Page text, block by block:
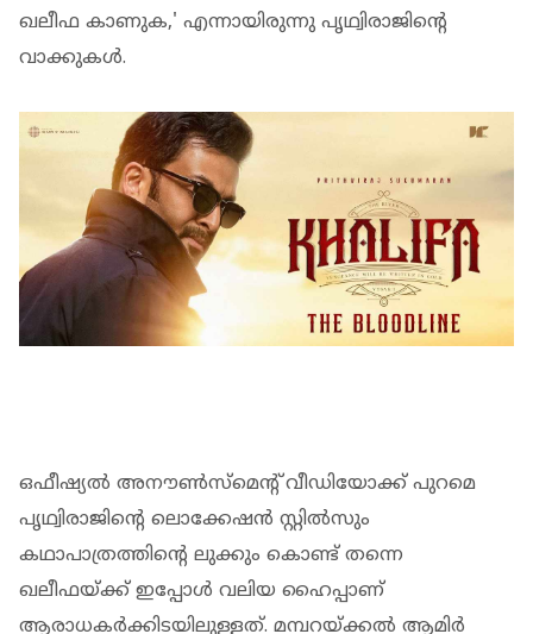
ഖലീഫ കാണുക,' എന്നായിരുന്നു പൃഥ്വിരാജിന്റെ
വാക്കുകൾ.
ഒഫീഷ്യൽ അനൗൺസ്‌മെന്റ് വീഡിയോക്ക് പുറമെ
പൃഥ്വിരാജിന്റെ ലൊക്കേഷൻ സ്റ്റിൽസും
കഥാപാത്രത്തിന്റെ ലുക്കും കൊണ്ട് തന്നെ
ഖലീഫയ്ക്ക് ഇപ്പോൾ വലിയ ഹൈപ്പാണ്
ആരാധകർക്കിടയിലുള്ളത്. മമ്പറയ്ക്കൽ ആമിർ